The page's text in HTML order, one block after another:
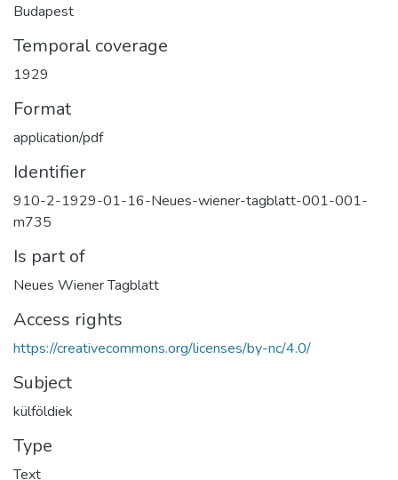
Budapest
Temporal coverage
1929
Format
application/pdf
Identifier
910-2-1929-01-16-Neues-wiener-tagblatt-001-001-
m735
Is part of
Neues Wiener Tagblatt
Access rights
https://creativecommons.org/licenses/by-nc/4.0/
Subject
külföldiek
Type
Text